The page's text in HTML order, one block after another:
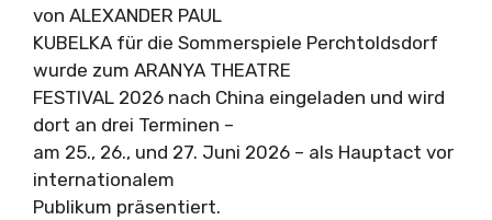
von ALEXANDER PAUL
KUBELKA für die Sommerspiele Perchtoldsdorf
wurde zum ARANYA THEATRE
FESTIVAL 2026 nach China eingeladen und wird
dort an drei Terminen –
am 25., 26., und 27. Juni 2026 – als Hauptact vor
internationalem
Publikum präsentiert.